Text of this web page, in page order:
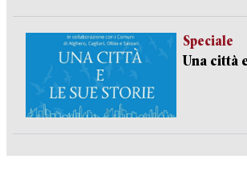
Speciale
Una città